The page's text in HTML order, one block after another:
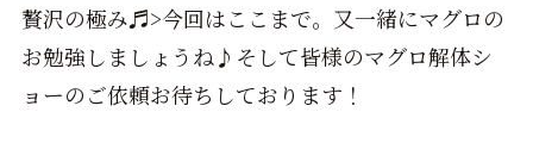
贅沢の極み♬>今回はここまで。又一緒にマグロの
お勉強しましょうね♪そして皆様のマグロ解体シ
ョーのご依頼お待ちしております！